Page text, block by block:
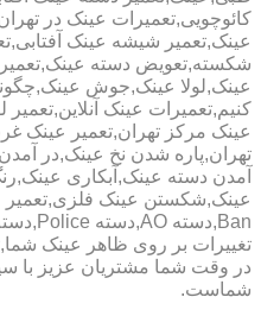
کائوچویی,تعمیرات عینک در
عینک,تعمیر شیشه عینک
شکسته,تعویض دسته عینک,تعمیر
عینک,لولا عینک,جوش
کنیم,تعمیرات عینک آنلاین,تعمیر
عینک مرکز تهران,تعمیر عینک
تهران,پاره شدن نخ عینک,در
آمدن دسته عینک,آبکاری
تغییرات بر روی ظاهر عینک
در وقت شما مشتریان عزیز با
شماست.